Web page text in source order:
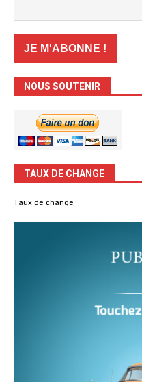
NOUS SOUTENIR
TAUX DE CHANGE
Taux de change